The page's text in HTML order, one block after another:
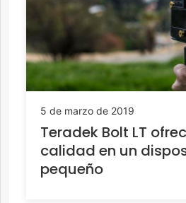
5 de marzo de 2019
Teradek Bolt LT
calidad en un
pequeño